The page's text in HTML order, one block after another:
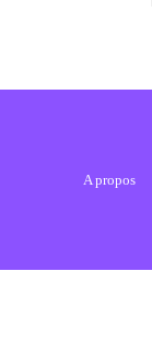
A propos